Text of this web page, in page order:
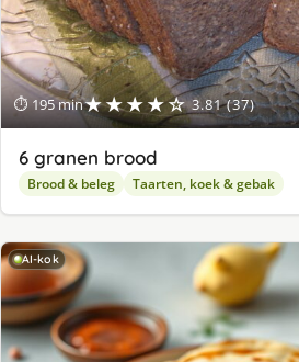
⏱ 195 min★★★★☆ 3.81 (37)
6 granen brood
Brood & beleg Taarten, koek & gebak
AI-kok